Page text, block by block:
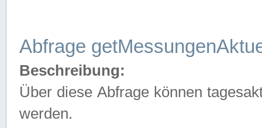
Abfrage
Beschreibung:
Über diese Abfrage können
werden.